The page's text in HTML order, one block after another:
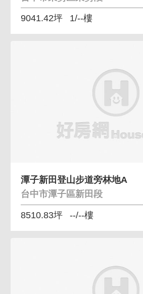
9041.42坪 1/--樓
潭子新田登山步道旁林地A
台中市潭子區新田段
8510.83坪 --/--樓